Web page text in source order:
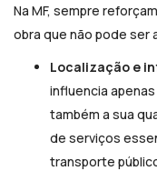
Na MF, sempre
obra que não pode ser
Localização e
influencia
também a sua
de serviços
transporte